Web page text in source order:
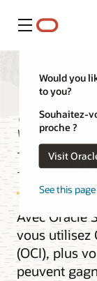
Menu
Would you
to you?
Souhaitez-
proche ?
Visit
See this
le
Avec Oracle
vous utilisez
(OCI), plus
peuvent